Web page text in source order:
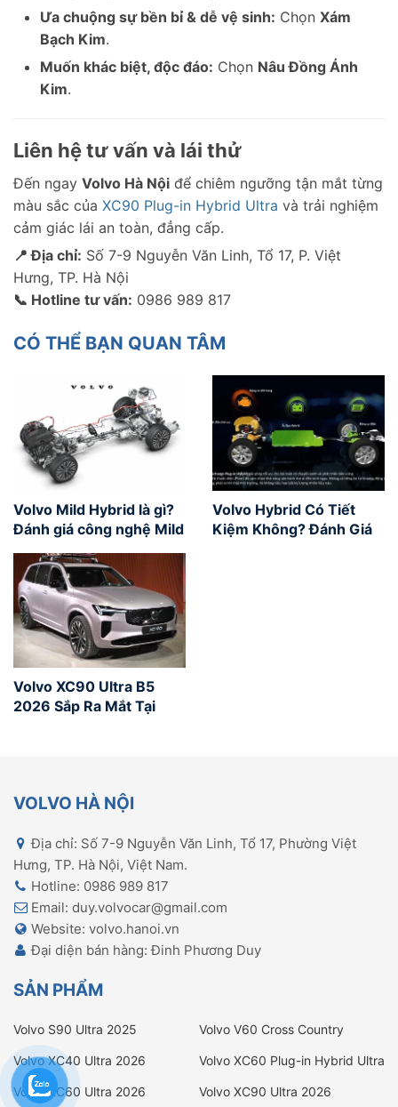
Ưa chuộng sự bền bỉ & dễ vệ sinh: Chọn Xám
Bạch Kim.
Muốn khác biệt, độc đáo: Chọn Nâu Đồng Ánh
Kim.
Liên hệ tư vấn và lái thử
Đến ngay Volvo Hà Nội để chiêm ngưỡng tận mắt từng
màu sắc của XC90 Plug-in Hybrid Ultra và trải nghiệm
cảm giác lái an toàn, đẳng cấp.
📍 Địa chỉ: Số 7-9 Nguyễn Văn Linh, Tổ 17, P. Việt
Hưng, TP. Hà Nội
📞 Hotline tư vấn: 0986 989 817
CÓ THỂ BẠN QUAN TÂM
Volvo Mild Hybrid là gì?
Đánh giá công nghệ Mild
Volvo Hybrid Có Tiết
Kiệm Không? Đánh Giá
Volvo XC90 Ultra B5
2026 Sắp Ra Mắt Tại
VOLVO HÀ NỘI
Địa chỉ: Số 7-9 Nguyễn Văn Linh, Tổ 17, Phường Việt
Hưng, TP. Hà Nội, Việt Nam.
Hotline: 0986 989 817
Email: duy.volvocar@gmail.com
Website: volvo.hanoi.vn
Đại diện bán hàng: Đinh Phương Duy
SẢN PHẨM
Volvo S90 Ultra 2025
Volvo V60 Cross Country
Volvo XC40 Ultra 2026
Volvo XC60 Plug-in Hybrid Ultra
Volvo XC60 Ultra 2026 Volvo XC90 Ultra 2026